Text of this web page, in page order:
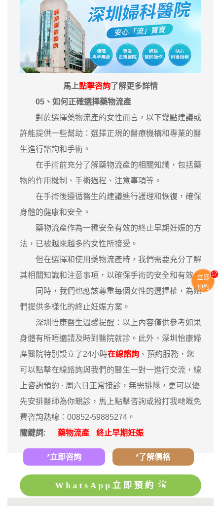
馬上點擊咨詢了解更多詳情
05、如何正確選擇藥物流產
對於選擇藥物流產的女性而言，以下幾點建議或
許能提供一些幫助：選擇正規的醫療機構和專業的醫
生進行諮詢和手術。
在手術前充分了解藥物流產的相關知識，包括藥
物的作用機制、手術過程、注意事項等。
在手術後遵循醫生的建議進行護理和恢復，確保
身體的健康和安全。
藥物流產作為一種安全有效的終止早期妊娠的方
法，已被越來越多的女性所接受。
但在選擇和使用藥物流產時，我們需要充分了解
其相關知識和注意事項，以確保手術的安全和有效。
同時，我們也應該尊重每個女性的選擇權，為她
們提供多樣化的終止妊娠方案。
深圳怡康醫生溫馨提醒：以上內容僅供參考如果
身體有所唔適請及時到醫院就診。此外，深圳怡康婦
產醫院特別設立了24小時在線諮詢 、預約服務，您
可以點擊在線諮詢與我們的醫生一對一進行交流，線
上咨詢預約 · ‎周六日正常接診，無需排隊，更可以優
先安排醫師為你親診，馬上點擊咨詢或撥打我哋嘅免
費咨詢熱線：00852-59885274。
關鍵詞:
藥物流產 終止早期妊娠
*立即咨詢 *了解價格
WhatsApp立即預約
立即
預約
11